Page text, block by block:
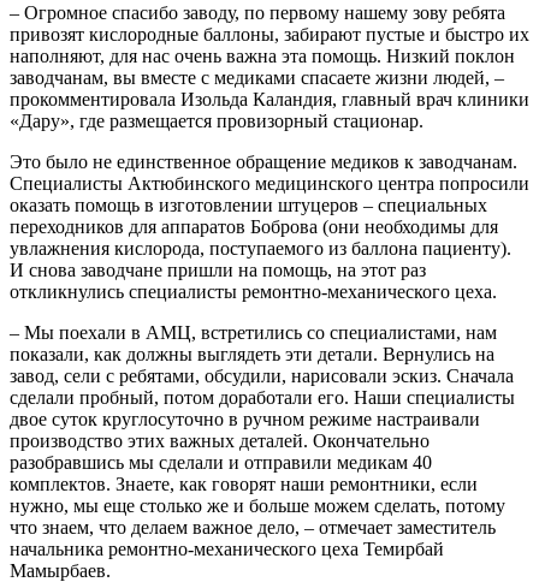
– Огромное спасибо заводу, по первому нашему зову ребята
привозят кислородные баллоны, забирают пустые и быстро их
наполняют, для нас очень важна эта помощь. Низкий поклон
заводчанам, вы вместе с медиками спасаете жизни людей, –
прокомментировала Изольда Каландия, главный врач клиники
«Дару», где размещается провизорный стационар.
Это было не единственное обращение медиков к заводчанам.
Специалисты Актюбинского медицинского центра попросили
оказать помощь в изготовлении штуцеров – специальных
переходников для аппаратов Боброва (они необходимы для
увлажнения кислорода, поступаемого из баллона пациенту).
И снова заводчане пришли на помощь, на этот раз
откликнулись специалисты ремонтно-механического цеха.
– Мы поехали в АМЦ, встретились со специалистами, нам
показали, как должны выглядеть эти детали. Вернулись на
завод, сели с ребятами, обсудили, нарисовали эскиз. Сначала
сделали пробный, потом доработали его. Наши специалисты
двое суток круглосуточно в ручном режиме настраивали
производство этих важных деталей. Окончательно
разобравшись мы сделали и отправили медикам 40
комплектов. Знаете, как говорят наши ремонтники, если
нужно, мы еще столько же и больше можем сделать, потому
что знаем, что делаем важное дело, – отмечает заместитель
начальника ремонтно-механического цеха Темирбай
Мамырбаев.